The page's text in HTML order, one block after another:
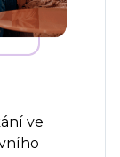
ve